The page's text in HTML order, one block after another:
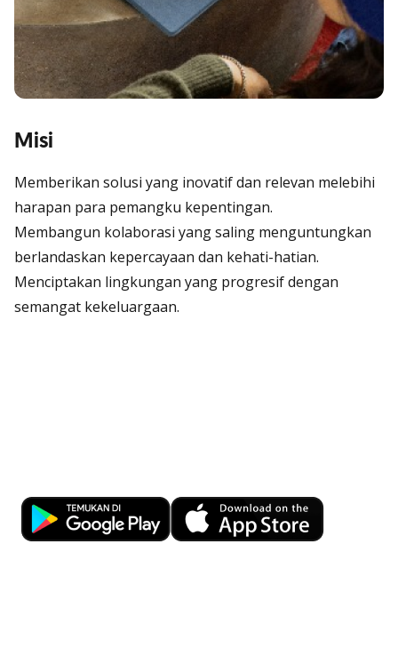
Misi
Memberikan solusi yang inovatif dan relevan melebihi
harapan para pemangku kepentingan.
Membangun kolaborasi yang saling menguntungkan
berlandaskan kepercayaan dan kehati-hatian.
Menciptakan lingkungan yang progresif dengan
semangat kekeluargaan.